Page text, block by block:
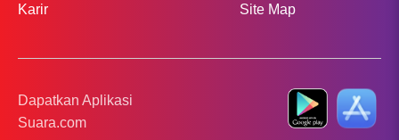
Karir Site Map
Dapatkan Aplikasi
Suara.com